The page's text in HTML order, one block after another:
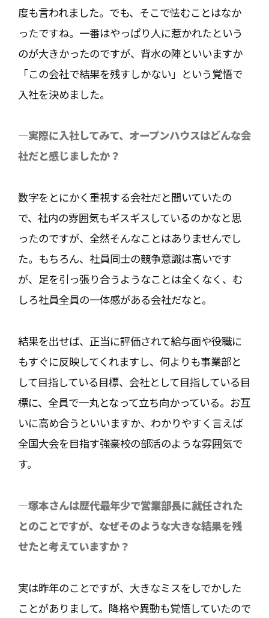
度も言われました。でも、そこで怯むことはなか
ったですね。一番はやっぱり人に惹かれたという
のが大きかったのですが、背水の陣といいますか
「この会社で結果を残すしかない」という覚悟で
入社を決めました。
―実際に入社してみて、オープンハウスはどんな会
社だと感じましたか？
数字をとにかく重視する会社だと聞いていたの
で、社内の雰囲気もギスギスしているのかなと思
ったのですが、全然そんなことはありませんでし
た。もちろん、社員同士の競争意識は高いです
が、足を引っ張り合うようなことは全くなく、む
しろ社員全員の一体感がある会社だなと。
結果を出せば、正当に評価されて給与面や役職に
もすぐに反映してくれますし、何よりも事業部と
して目指している目標、会社として目指している目
標に、全員で一丸となって立ち向かっている。お互
いに高め合うといいますか、わかりやすく言えば
全国大会を目指す強豪校の部活のような雰囲気で
す。
―塚本さんは歴代最年少で営業部長に就任された
とのことですが、なぜそのような大きな結果を残
せたと考えていますか？
実は昨年のことですが、大きなミスをしでかした
ことがありまして。降格や異動も覚悟していたので